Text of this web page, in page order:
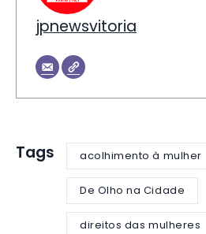
jpnewsvitoria
Tags acolhimento à mulher
De Olho na Cidade
direitos das mulheres